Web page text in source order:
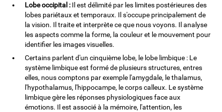
Lobe occipital : Il est délimité par les limites postérieures des
lobes pariétaux et temporaux. Il s'occupe principalement de
la vision. Il traite et interprète ce que nous voyons. Il analyse
les aspects comme la forme, la couleur et le mouvement pour
identifier les images visuelles.
Certains parlent d'un cinquième lobe, le lobe limbique : Le
système limbique est formé de plusieurs structures, entres
elles, nous comptons par exemple l'amygdale, le thalamus,
l'hypothalamus, l'hippocampe, le corps calleux. Le système
limbique gère les réponses physiologiques face aux
émotions. Il est associé à la mémoire, l'attention, les